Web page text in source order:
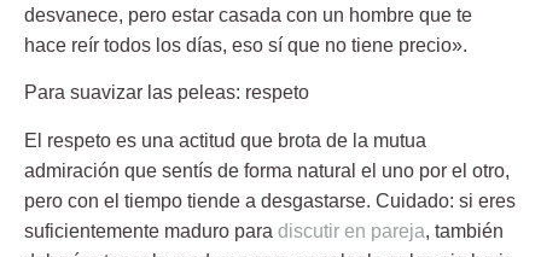
desvanece, pero estar casada con un hombre que te
hace reír todos los días, eso sí que no tiene precio».
Para suavizar las peleas: respeto
El respeto es una actitud que brota de la mutua
admiración que sentís de forma natural el uno por el otro,
pero con el tiempo tiende a desgastarse. Cuidado: si eres
suficientemente maduro para discutir en pareja, también